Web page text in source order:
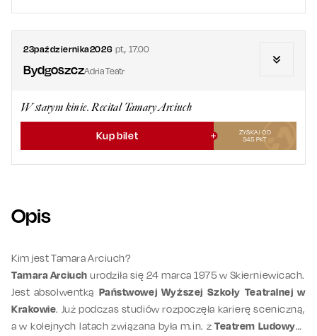
23października2026 pt.,17.00
BydgoszczAdria Teatr
W starym kinie. Recital Tamary Arciuch
Kup bilet
ZYSKAJ OD
345 PKT
Opis
Kim jest Tamara Arciuch?
Tamara Arciuch urodziła się 24 marca 1975 w Skierniewicach.
Jest absolwentką Państwowej Wyższej Szkoły Teatralnej w
Krakowie. Już podczas studiów rozpoczęła karierę sceniczną,
a w kolejnych latach związana była m.in. zTeatrem Ludowym